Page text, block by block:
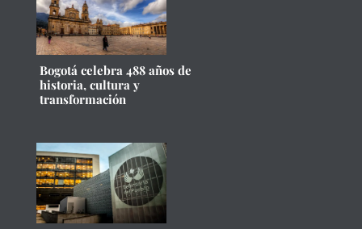
Bogotá celebra 488 años de
historia, cultura y
transformación